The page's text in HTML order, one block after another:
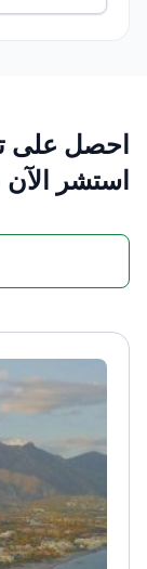
استشر الآن 6 أطباء ذوي الخبرة.